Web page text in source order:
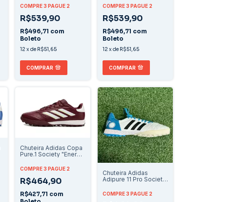
COMPRE 3 PAGUE 2
R$539,90
R$496,71 com
Boleto
12 x de R$51,65
COMPRAR
"Mbappe"
COMPRE 3 PAGUE 2
R$539,90
R$496,71 com
Boleto
12 xde R$51,65
COMPRAR
Chuteira Adidas Copa
Pure.1 Society "Energy
COMPRE 3 PAGUE 2
R$464,90
R$427,71 com
Chuteira Adidas
Adipure 11 Pro Society
COMPRE 3 PAGUE 2